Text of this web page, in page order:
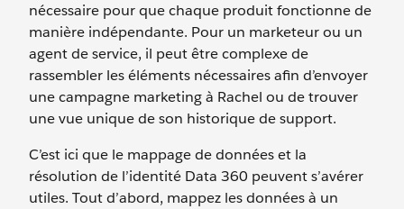
nécessaire pour que chaque produit fonctionne de
manière indépendante. Pour un marketeur ou un
agent de service, il peut être complexe de
rassembler les éléments nécessaires afin d’envoyer
une campagne marketing à Rachel ou de trouver
une vue unique de son historique de support.
C’est ici que le mappage de données et la
résolution de l’identité Data 360 peuvent s’avérer
utiles. Tout d’abord, mappez les données à un